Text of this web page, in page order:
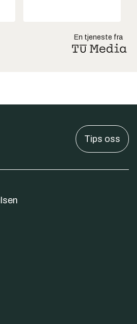
En tjeneste fra
Tips oss